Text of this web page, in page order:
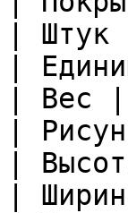
|
|
| Вес
|
|
|